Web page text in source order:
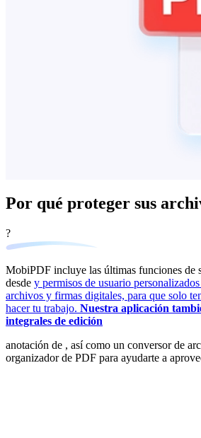
Por qué proteger sus
?
MobiPDF incluye las últimas funciones de
desde y permisos de usuario
archivos y firmas digitales, para que solo
hacer tu trabajo. Nuestra aplicación
integrales de edición
anotación de , así como un conversor de
organizador de PDF para ayudarte a